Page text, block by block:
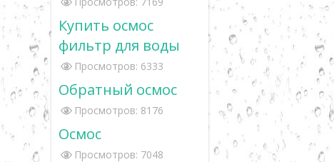
Купить осмос
фильтр для воды
Просмотров: 6333
Обратный осмос
Просмотров: 8176
Осмос
Просмотров: 7048